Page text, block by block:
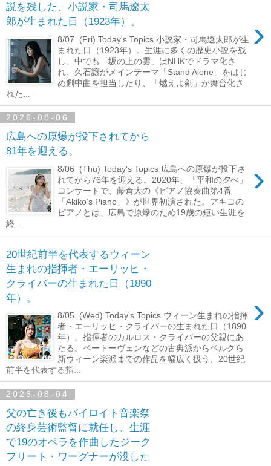
説を残した、小説家・司馬遼太
郎が生まれた日（1923年）。
›
8/07 (Fri) Today's Topics 小説家・司馬遼太郎が生
まれた日（1923年）。生涯に多くの歴史小説を残
し、中でも「坂の上の雲」はNHKでドラマ化さ
れ、久石譲がメインテーマ「Stand Alone」をはじ
め劇中曲を担当したり、「燃えよ剣」が舞台化さ
れた...
2026-08-06
広島への原爆が投下されてから
81年を迎える。
›
8/06 (Thu) Today's Topics 広島への原爆が投下さ
れてから76年を迎える。2020年、「平和の夕べ」
コンサートで、藤倉大の《ピアノ協奏曲第4番
「Akiko’s Piano」》が世界初演された。アキコの
ピアノとは、広島で原爆のため19歳の短い生涯を
終...
20世紀前半を代表するウィーン
生まれの指揮者・エーリッヒ・
クライバーの生まれた日（1890
年）。
›
8/05 (Wed) Today's Topics ウィーン生まれの指揮
者・エーリッヒ・クライバーの生まれた日（1890
年）。指揮者のカルロス・クライバーの父親にあ
たる。ベートーヴェンなどの古典派からベルクら
新ウィーン楽派までの作品を幅広く扱う、20世紀
前半を代表する指...
2026-08-04
父の亡き後もバイロイト音楽祭
の終身芸術監督に就任し、生涯
で19のオペラを作曲したジーク
フリート・ワーグナーが没した